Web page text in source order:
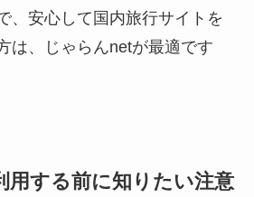
、安心して国内旅行サイトを
は、じゃらんnetが最適です
用する前に知りたい注意